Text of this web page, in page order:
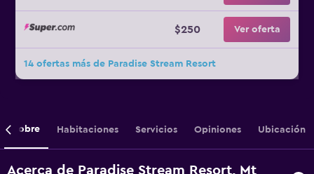
$250 Ver oferta
14 ofertas más de Paradise Stream Resort
Sobre Habitaciones Servicios Opiniones Ubicación
Acerca de Paradise Stream Resort, Mt